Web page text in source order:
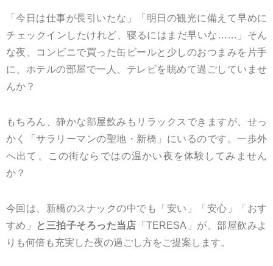
「今日は仕事が長引いたな」「明日の観光に備えて早めに
チェックインしたけれど、寝るにはまだ早いな……」そん
な夜、コンビニで買った缶ビールと少しのおつまみを片手
に、ホテルの部屋で一人、テレビを眺めて過ごしていませ
んか？
もちろん、静かな部屋飲みもリラックスできますが、せっ
かく「サラリーマンの聖地・新橋」にいるのです。一歩外
へ出て、この街ならではの温かい夜を体験してみません
か？
今回は、新橋のスナックの中でも「安い」「安心」「おす
すめ」 と三拍子そろった当店 「TERESA」が、部屋飲みよ
りも何倍も充実した夜の過ごし方をご提案します。